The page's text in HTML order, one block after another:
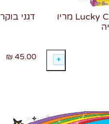
45.00 ₪
דגני בוקר Lucky Charms מריו